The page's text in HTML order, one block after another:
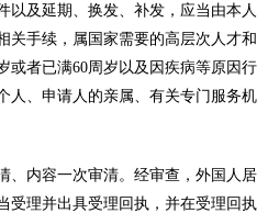
以及延期、换发、补发，应当由本人
关手续，属国家需要的高层次人才和
或者已满60周岁以及因疾病等原因行
人、申请人的亲属、有关专门服务机
、内容一次审清。经审查，外国人居
受理并出具受理回执，并在受理回执